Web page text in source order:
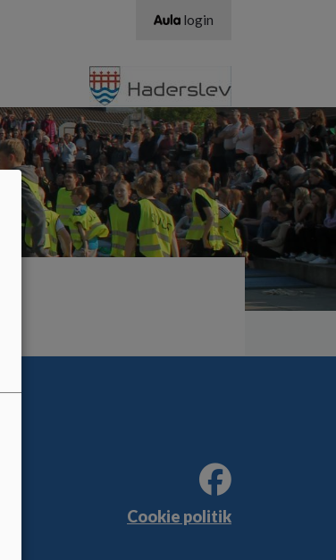
login
Cookie politik